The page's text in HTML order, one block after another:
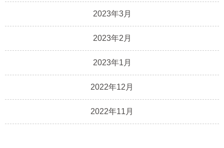
2023年3月
2023年2月
2023年1月
2022年12月
2022年11月